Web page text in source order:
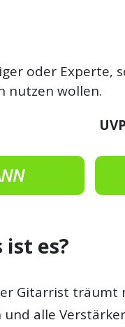
oder Experte,
nutzen wollen.
ist es?
Gitarrist träumt
und alle